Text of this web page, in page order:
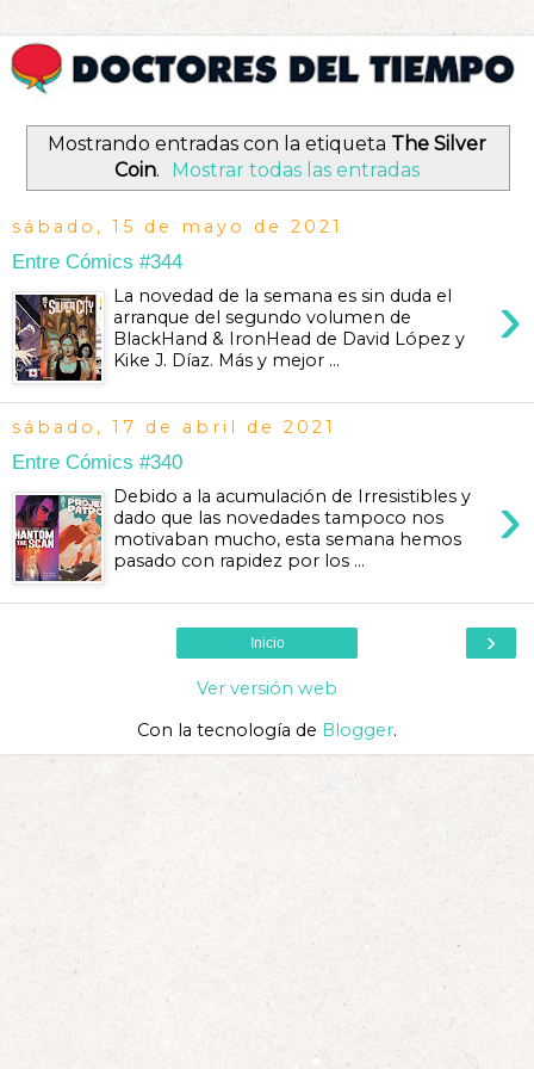
Mostrando entradas con la etiqueta The Silver
Coin. Mostrar todas las entradas
sábado, 15 de mayo de 2021
Entre Cómics #344
›
La novedad de la semana es sin duda el
arranque del segundo volumen de
BlackHand & IronHead de David López y
Kike J. Díaz. Más y mejor ...
sábado, 17 de abril de 2021
Entre Cómics #340
›
Debido a la acumulación de Irresistibles y
dado que las novedades tampoco nos
motivaban mucho, esta semana hemos
pasado con rapidez por los ...
›
Inicio
Ver versión web
Con la tecnología de Blogger.